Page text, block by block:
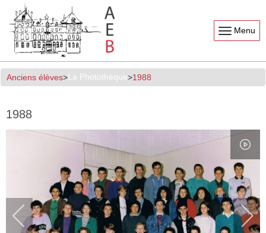
Menu
Anciens élèves La Photothèque 1988
1988